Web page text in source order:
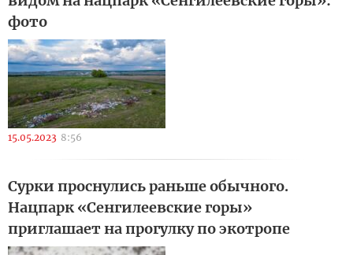
фото
15.05.2023 8:56
Сурки проснулись раньше обычного.
Нацпарк «Сенгилеевские горы»
приглашает на прогулку по экотропе